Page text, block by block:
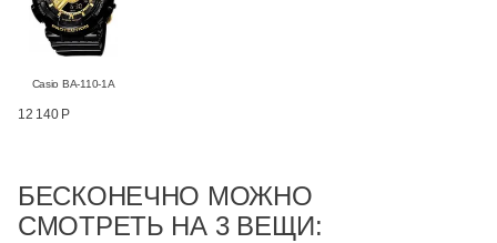
Casio BA-110-1A
12 140 Р
БЕСКОНЕЧНО МОЖНО
СМОТРЕТЬ НА 3 ВЕЩИ: